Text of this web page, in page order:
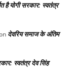
है योगी सरकार: स्वतंत्र
देवरिय समाज के अंतिम
स्वतंत्र देव सिंह